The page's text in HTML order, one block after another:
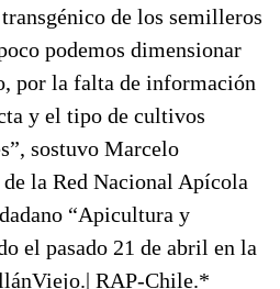
de los semilleros
podemos dimensionar
por la falta de información
y el tipo de cultivos
sostuvo Marcelo
la Red Nacional Apícola
“Apicultura y
el pasado 21 de abril en la
RAP-Chile.*